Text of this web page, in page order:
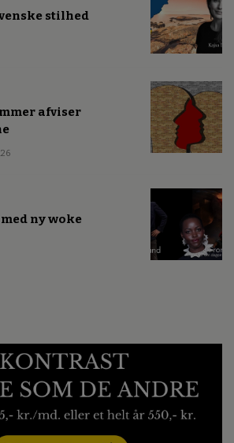
stilhed
afviser
ny woke